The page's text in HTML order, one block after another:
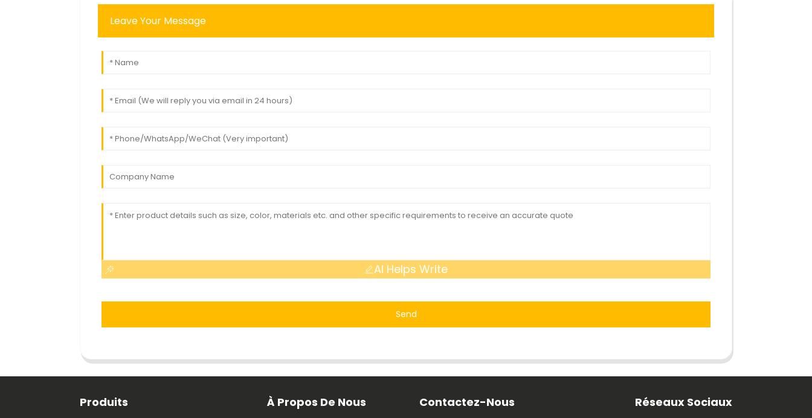
Leave Your Message
AI Helps Write
Send
Produits À Propos De Nous Contactez-Nous Réseaux Sociaux